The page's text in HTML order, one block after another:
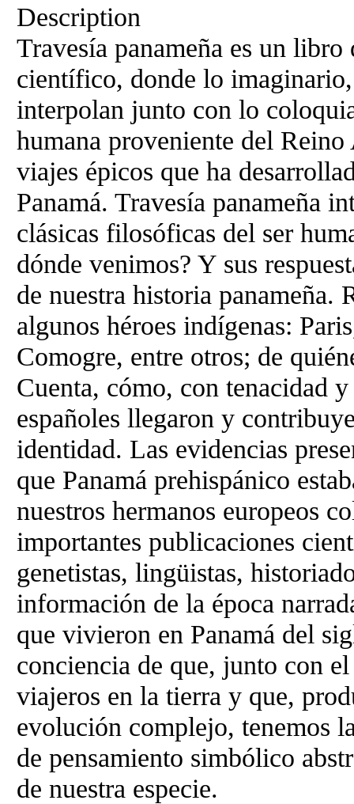
Description
Travesía panameña es un
científico, donde lo
interpolan junto con lo
humana proveniente del
viajes épicos que ha
Panamá. Travesía panameña
clásicas filosóficas del ser
dónde venimos? Y sus
de nuestra historia panameña.
algunos héroes indígenas:
Comogre, entre otros; de
Cuenta, cómo, con tenacidad
españoles llegaron y
identidad. Las evidencias
que Panamá prehispánico
nuestros hermanos europeos
importantes publicaciones
genetistas, lingüistas,
información de la época
que vivieron en Panamá del
conciencia de que, junto con
viajeros en la tierra y que,
evolución complejo, tenemos
de pensamiento simbólico
de nuestra especie.